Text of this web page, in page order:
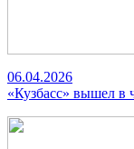
06.04.2026
«Кузбасс» вышел в